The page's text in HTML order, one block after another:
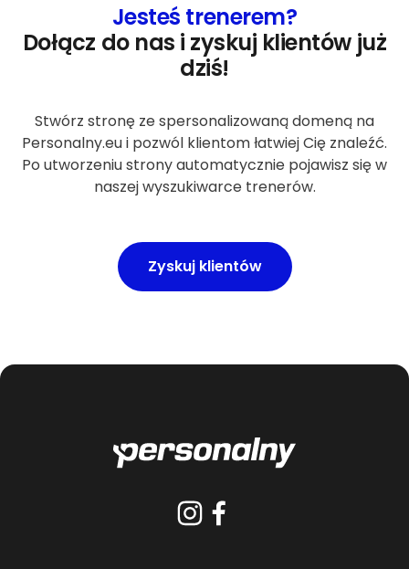
Jesteś trenerem?
Dołącz do nas i zyskuj klientów już
dziś!
Stwórz stronę ze spersonalizowaną domeną na
Personalny.eu i pozwól klientom łatwiej Cię znaleźć.
Po utworzeniu strony automatycznie pojawisz się w
naszej wyszukiwarce trenerów.
Zyskuj klientów